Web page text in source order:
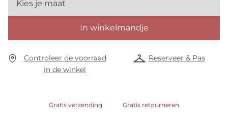
Kies je maat
In winkelmandje
Controleer de voorraad
in de winkel
Reserveer & Pas
Gratis verzending Gratis retourneren